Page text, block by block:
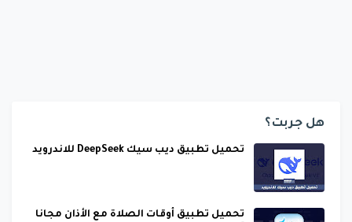
هل جربت؟
تحميل تطبيق ديب سيك DeepSeek للاندرويد
تحميل تطبيق أوقات الصلاة مع الأذان مجانا